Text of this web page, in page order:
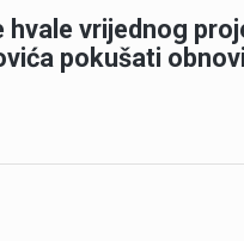
vrijednog
pokušati